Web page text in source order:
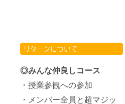
◎みんな仲良しコース
・授業参観への参加
・メンバー全員と超マジッ